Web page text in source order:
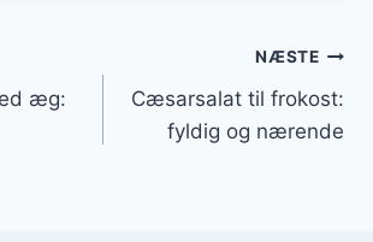
æg:
NÆSTE
Cæsarsalat til frokost:
fyldig og nærende